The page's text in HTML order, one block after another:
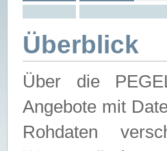
Überblick
Über die
Angebote mit
Rohdaten